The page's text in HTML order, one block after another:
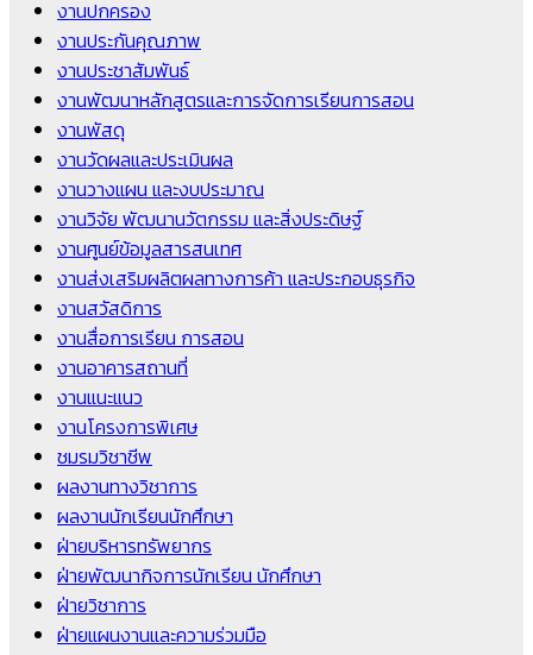
งานปกครอง
งานประกันคุณภาพ
งานประชาสัมพันธ์
งานพัฒนาหลักสูตรและการจัดการเรียนการสอน
งานพัสดุ
งานวัดผลและประเมินผล
งานวางแผน และงบประมาณ
งานวิจัย พัฒนานวัตกรรม และสิ่งประดิษฐ์
งานศูนย์ข้อมูลสารสนเทศ
งานส่งเสริมผลิตผลทางการค้า และประกอบธุรกิจ
งานสวัสดิการ
งานสื่อการเรียน การสอน
งานอาคารสถานที่
งานแนะแนว
งานโครงการพิเศษ
ชมรมวิชาชีพ
ผลงานทางวิชาการ
ผลงานนักเรียนนักศึกษา
ฝ่ายบริหารทรัพยากร
ฝ่ายพัฒนากิจการนักเรียน นักศึกษา
ฝ่ายวิชาการ
ฝ่ายแผนงานและความร่วมมือ